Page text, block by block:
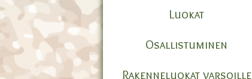
Luokat
Osallistuminen
Rakenneluokat varsoille